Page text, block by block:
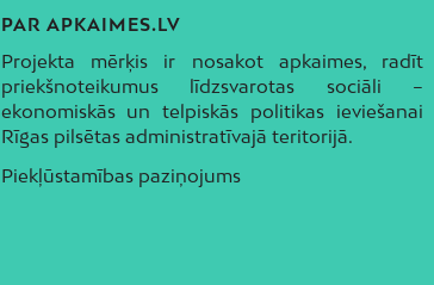
PAR APKAIMES.LV
Projekta mērķis ir nosakot apkaimes, radīt
priekšnoteikumus līdzsvarotas sociāli –
ekonomiskās un telpiskās politikas ieviešanai
Rīgas pilsētas administratīvajā teritorijā.
Piekļūstamības paziņojums